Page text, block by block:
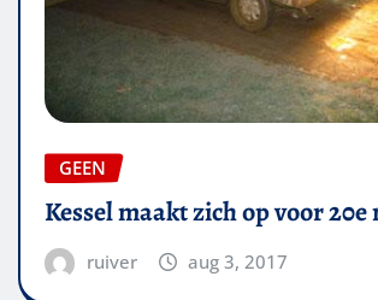
GEEN
Kessel maakt zich op voor 20e
ruiver aug 3, 2017